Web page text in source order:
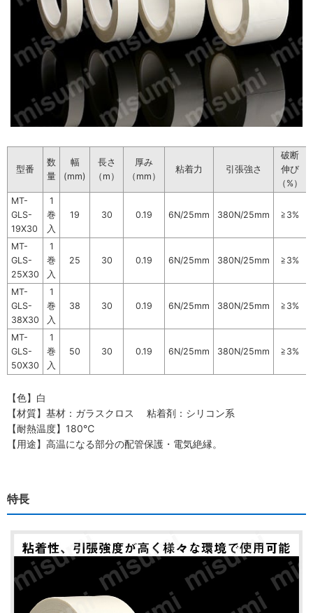
型番
数
量
幅
(mm)
長さ
（m）
厚み
（mm）
粘着力 引張強さ
破断
伸び
（%）
MT-
GLS-
19X30
1
巻
入
19 30 0.19 6N/25mm 380N/25mm ≧3%
MT-
GLS-
25X30
1
巻
入
25 30 0.19 6N/25mm 380N/25mm ≧3%
MT-
GLS-
38X30
1
巻
入
38 30 0.19 6N/25mm 380N/25mm ≧3%
MT-
GLS-
50X30
1
巻
入
50 30 0.19 6N/25mm 380N/25mm ≧3%
【色】白
【材質】基材：ガラスクロス 粘着剤：シリコン系
【耐熱温度】180℃
【用途】高温になる部分の配管保護・電気絶縁。
特長